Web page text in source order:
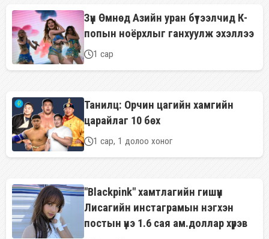
Зүүн Өмнөд Азийн уран бүтээлчид К-
попын ноёрхлыг ганхуулж эхэллээ
1 сар
Танилц: Орчин цагийн хамгийн
царайлаг 10 бөх
1 сар, 1 долоо хоног
"Blackpink" хамтлагийн гишүүн
Лисагийн инстаграмын нэгхэн
постын үнэ 1.6 сая ам.доллар хүрэв